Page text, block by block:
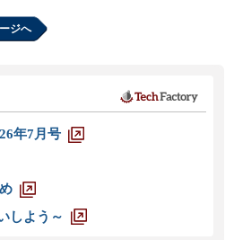
ジへ
年7月号
しよう～